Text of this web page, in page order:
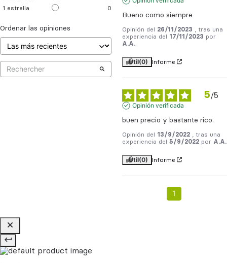
1 estrella 0
Ordenar las opiniones
Bueno como siempre
Opinión del 26/11/2023
, tras una
experiencia del 17/11/2023 por
A.A.
Útil(0) Informe
5/5
Opinión verificada
buen precio y bastante rico.
Opinión del 13/9/2022
, tras una
experiencia del 5/9/2022 por A.A.
Útil(0) Informe
1